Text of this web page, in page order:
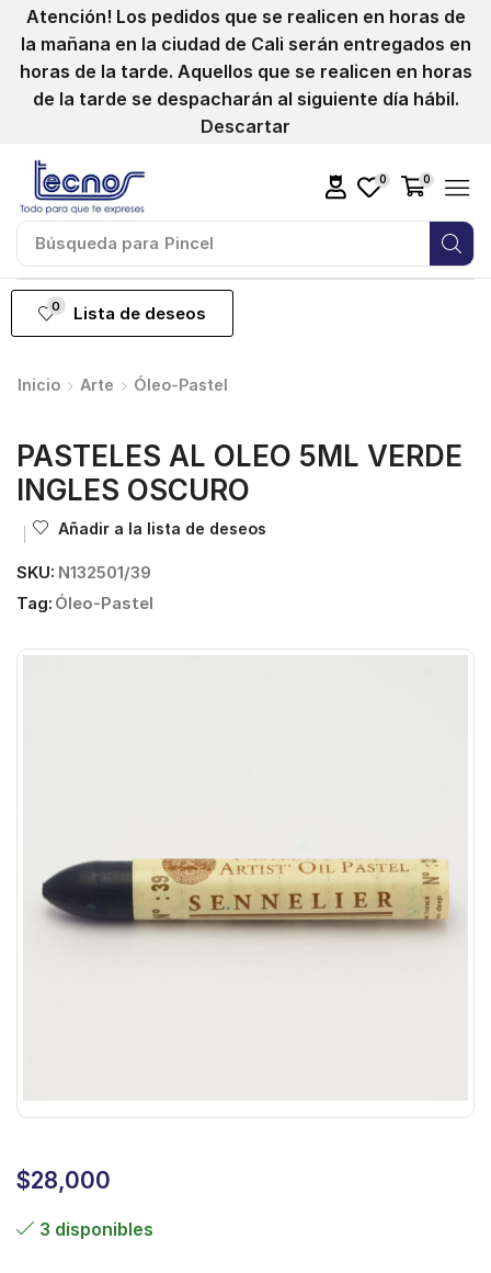
Atención! Los pedidos que se realicen en horas de
la mañana en la ciudad de Cali serán entregados en
horas de la tarde. Aquellos que se realicen en horas
de la tarde se despacharán al siguiente día hábil.
Descartar
Búsqueda para Marcador
0 0
0 Lista de deseos
Inicio Arte Óleo-Pastel
PASTELES AL OLEO 5ML VERDE
INGLES OSCURO
Añadir a la lista de deseos
SKU: N132501/39
Tag: Óleo-Pastel
$28,000
3 disponibles